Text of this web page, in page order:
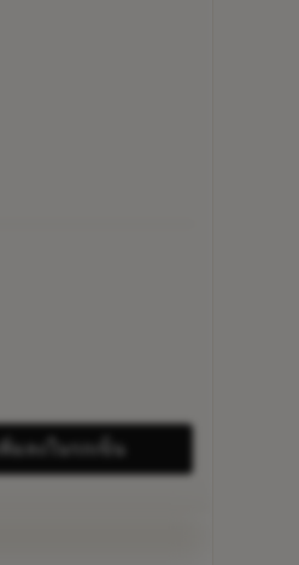
เพิ่มลงในรถเข็น